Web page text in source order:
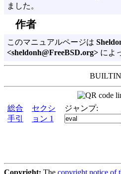
ました。
作者
このマニュアルページは
<sheldonh@FreeBSD.org> によ
総合
手引
セクシ
ョン 1
ジャンプ:
Copyright: The copyright notice of